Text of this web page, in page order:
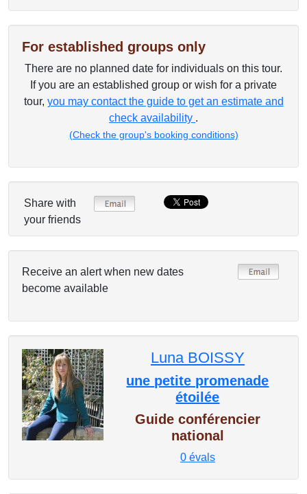
For established groups only
There are no planned date for individuals on this tour.
If you are an established group or wish for a private
tour, you may contact the guide to get an estimate and
check availability .
(Check the group's booking conditions)
Share with
your friends
Receive an alert when new dates
become available
Luna BOISSY
une petite promenade
étoilée
Guide conférencier
national
0évals